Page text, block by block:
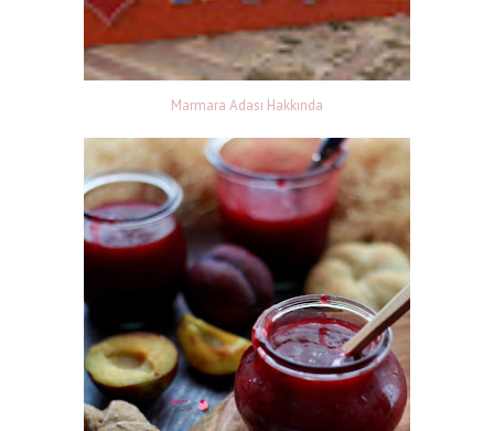
Marmara Adası Hakkında